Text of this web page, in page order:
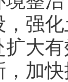
强
大
加